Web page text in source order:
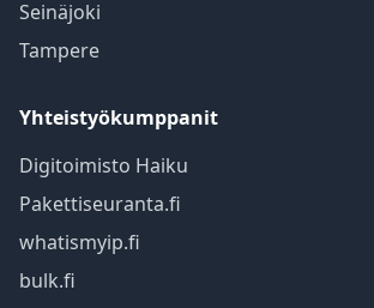
Seinäjoki
Tampere
Yhteistyökumppanit
Digitoimisto Haiku
Pakettiseuranta.fi
whatismyip.fi
bulk.fi